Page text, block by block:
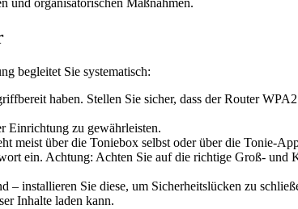
und organisatorischen Maßnahmen.
begleitet Sie systematisch:
haben. Stellen Sie sicher, dass der Router
Einrichtung zu gewährleisten.
meist über die Toniebox selbst oder über die Tonie-
ein. Achtung: Achten Sie auf die richtige Groß- und
installieren Sie diese, um Sicherheitslücken zu
Inhalte laden kann.